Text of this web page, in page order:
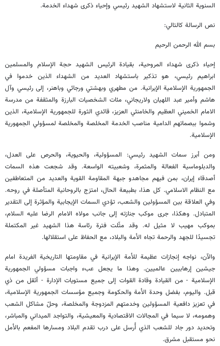
السنوية الثانية لاستشهاد الشهيد رئيسي وإحياء ذكرى شهداء الخدمة.
نص الرسالة كالتالي:
بسم الله الرحمن الرحيم
إحياء ذكرى شهداء المروحية، بقيادة الرئيس الشهيد حجة الإسلام والمسلمين
ابراهيم رئيسي، هو تذكير باستشهاد العديد من الشهداء الذين خدموا في
الجمهورية الإسلامية الإيرانية. من مطهري وبهشتي ورجائي وباهنر، إلى رئيسي وآل
هاشم وأمير عبد اللهيان ولاريجاني، مئات الشخصيات البارزة والمثقفة من مدرسة
الامام الخميني العظيم والخامنئي العزيز، قائدي الثورة للجمهورية الإسلامية، الذين
وشموا ببصماتهم الدامية مناصب الخدمة المخلصة والمخلصة لمسؤولي الجمهورية
الإسلامية.
ومن أبرز سمات الشهيد رئيسي: المسؤولية، والحيوية، والحرص على العدل،
والدبلوماسية الفعالة والمثمرة، وشعبيته الواسعة. وقد شجعت هذه السمات
أصدقاء إيران، بمن فيهم مجاهدو جبهة المقاومة القوية والعديد من المتعاطفين
مع النظام الاسلامي. كل هذا، بطبيعة الحال، امتزج بالروحانية المتأصلة في روحه.
وفي العلاقة بين المسؤولين والشعب، تؤدي السمات الإيجابية والمؤثرة إلى التقدير
المتبادل. وهكذا، جرى موكب جنازته إلى جانب مولاه الامام الرضا عليه السلام،
بموكب مهيب لا مثيل له. وقد مثّلت فترة رئاسة هذا الشهيد غير المكتملة
تجسيدًا للجهد والرحمة تجاه الأمة والبلاد، مع الحفاظ على استقلالها.
والآن، نواجه إنجازات عظيمة للأمة الإيرانية في مقاومتها التاريخية الفريدة امام
جيشين إرهابيين عالميين. وهذا ما يجعل عبء واجبات مسؤولي الجمهورية
الإسلامية - من القيادة وقادة القوات إلى جميع مستويات الإدارة - أثقل من ذي
قبل. واليوم، بفضل وحدة الأمة والحكومة وجميع مؤسسات الجمهورية الإسلامية،
في تعزيز دافعية المسؤولين وخدمتهم المزدوجة والمخلصة، وحلّ مشاكل الشعب
وهمومه، لا سيما في المجالات الاقتصادية والمعيشية، والتواجد الميداني والمباشر،
وتحديد دور جاد للشعب الذي أُرسل على درب تقدم البلاد ومسارها المفعم بالأمل
نحو مستقبل مشرق.